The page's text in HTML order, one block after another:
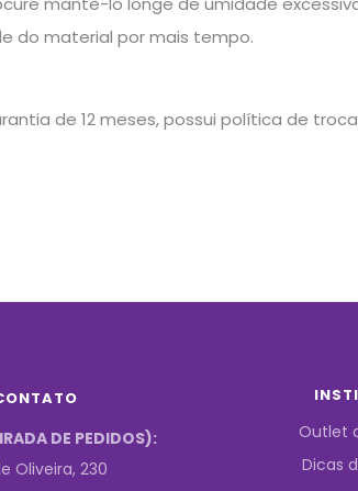
do material por mais tempo.
de 12 meses, possui política de
DE PEDIDOS):
Oliveira, 230
Outlet
Dicas